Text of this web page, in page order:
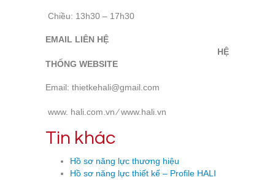
Chiều: 13h30 – 17h30
EMAIL LIÊN HỆ
HỆ
THỐNG WEBSITE
Email: thietkehali@gmail.com
www. hali.com.vn ⁄ www.hali.vn
Tin khác
Hồ sơ năng lực thương hiệu
Hồ sơ năng lực thiết kế – Profile HALI